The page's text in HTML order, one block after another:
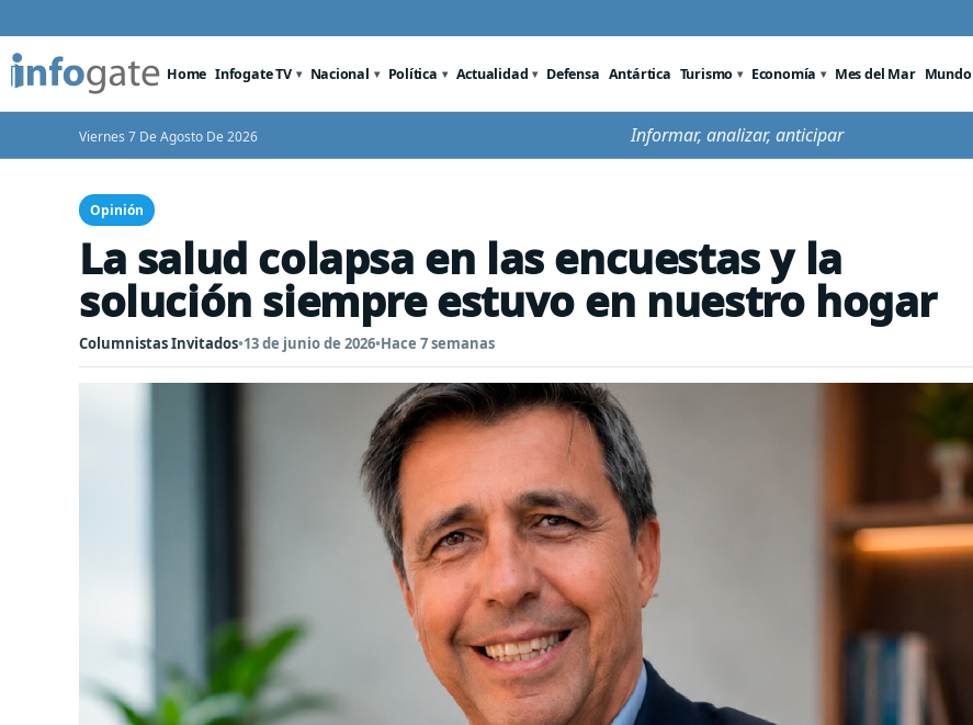
Home Infogate TV Nacional Política Actualidad Defensa Antártica Turismo Economía Mes del Mar Mundo
Viernes 7 De Agosto De 2026 Informar, analizar, anticipar
Opinión
La salud colapsa en las encuestas y la
solución siempre estuvo en nuestro hogar
Columnistas Invitados•13 de junio de 2026•Hace 7 semanas